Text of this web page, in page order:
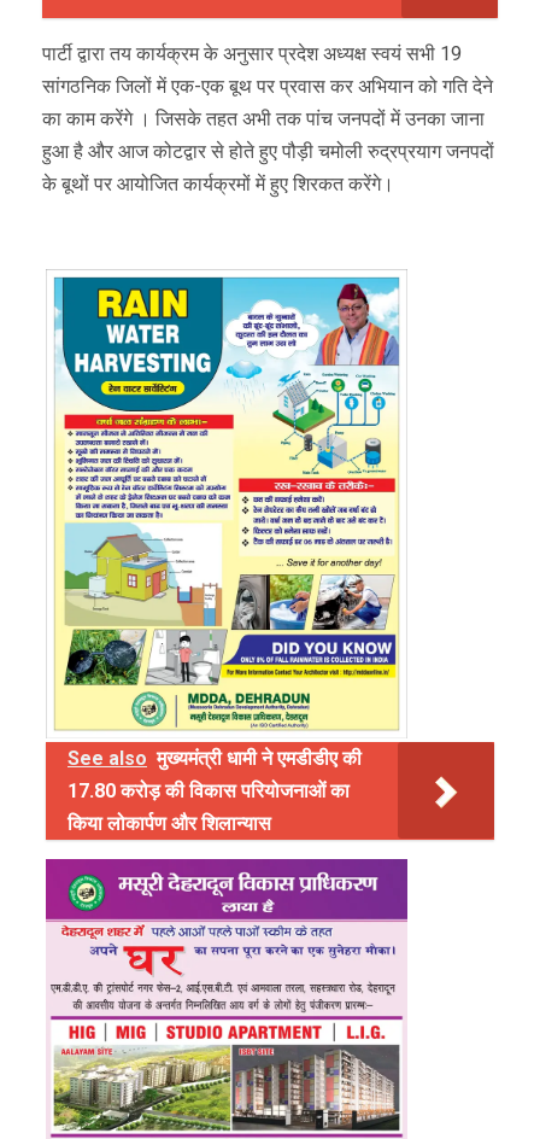
पार्टी द्वारा तय कार्यक्रम के अनुसार प्रदेश अध्यक्ष स्वयं सभी 19
सांगठनिक जिलों में एक-एक बूथ पर प्रवास कर अभियान को गति देने
का काम करेंगे । जिसके तहत अभी तक पांच जनपदों में उनका जाना
हुआ है और आज कोटद्वार से होते हुए पौड़ी चमोली रुद्रप्रयाग जनपदों
के बूथों पर आयोजित कार्यक्रमों में हुए शिरकत करेंगे।
See also मुख्यमंत्री धामी ने एमडीडीए की
17.80 करोड़ की विकास परियोजनाओं का
किया लोकार्पण और शिलान्यास